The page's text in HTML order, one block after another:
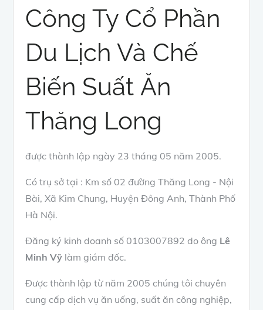
Công Ty Cổ Phần
Du Lịch Và Chế
Biến Suất Ăn
Thăng Long
được thành lập ngày 23 tháng 05 năm 2005.
Có trụ sở tại : Km số 02 đường Thăng Long - Nội
Bài, Xã Kim Chung, Huyện Đông Anh, Thành Phố
Hà Nội.
Đăng ký kinh doanh số 0103007892 do ông Lê
Minh Vỹ làm giám đốc.
Được thành lập từ năm 2005 chúng tôi chuyên
cung cấp dịch vụ ăn uống, suất ăn công nghiệp,